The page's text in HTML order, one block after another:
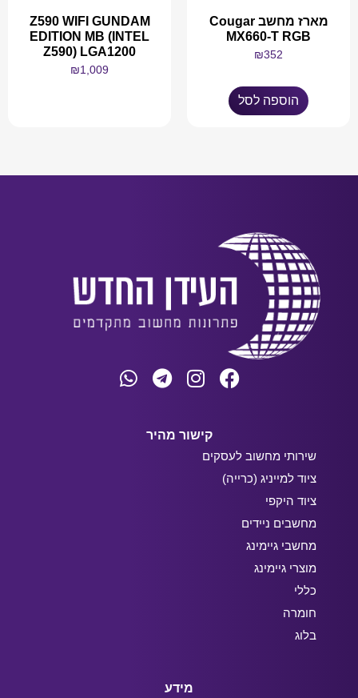
מארז מחשב Cougar
MX660-T RGB
₪352
הוספה לסל
Z590 WIFI GUNDAM
EDITION MB (INTEL
Z590) LGA1200
₪1,009
קישור מהיר
שירותי מחשוב לעסקים
ציוד למייניג (כרייה)
ציוד היקפי
מחשבים ניידים
מחשבי גיימינג
מוצרי גיימינג
כללי
חומרה
בלוג
מידע